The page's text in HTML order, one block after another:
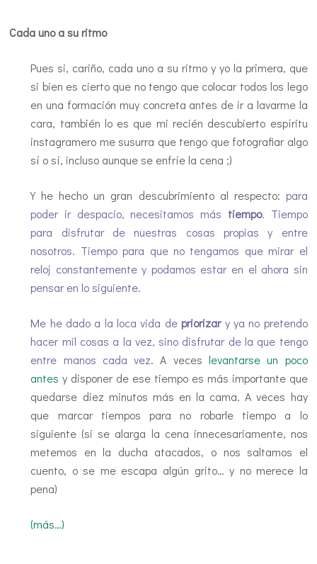
Cada uno a su ritmo
Pues si, cariño, cada uno a su ritmo y yo la primera, que
si bien es cierto que no tengo que colocar todos los lego
en una formación muy concreta antes de ir a lavarme la
cara, también lo es que mi recién descubierto espíritu
instagramero me susurra que tengo que fotografiar algo
sí o sí, incluso aunque se enfríe la cena ;)
Y he hecho un gran descubrimiento al respecto: para
poder ir despacio, necesitamos más tiempo. Tiempo
para disfrutar de nuestras cosas propias y entre
nosotros. Tiempo para que no tengamos que mirar el
reloj constantemente y podamos estar en el ahora sin
pensar en lo siguiente.
Me he dado a la loca vida de priorizary ya no pretendo
hacer mil cosas a la vez, sino disfrutar de la que tengo
entre manos cada vez. A veceslevantarse un poco
antes y disponer de ese tiempo es más importante que
quedarse diez minutos más en la cama. A veces hay
que marcar tiempos para no robarle tiempo a lo
siguiente (si se alarga la cena innecesariamente, nos
metemos en la ducha atacados, o nos saltamos el
cuento, o se me escapa algún grito… y no merece la
pena)
(más…)